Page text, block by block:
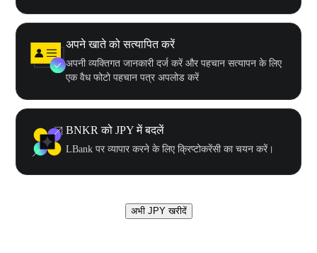
अपने खाते को सत्यापित करें
अपनी व्यक्तिगत जानकारी दर्ज करें और पहचान सत्यापन के लिए
एक वैध फोटो पहचान पत्र अपलोड करें
BNKR को JPY में बदलें
LBank पर व्यापार करने के लिए क्रिप्टोकरेंसी का चयन करें।
अभी JPY खरीदें